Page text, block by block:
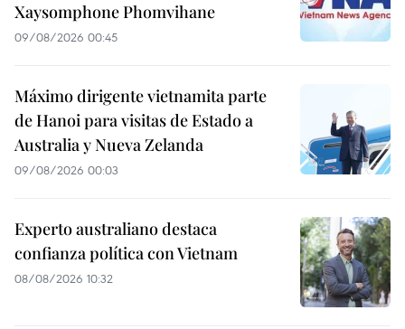
Xaysomphone Phomvihane
09/08/2026 00:45
Máximo dirigente vietnamita parte
de Hanoi para visitas de Estado a
Australia y Nueva Zelanda
09/08/2026 00:03
Experto australiano destaca
confianza política con Vietnam
08/08/2026 10:32